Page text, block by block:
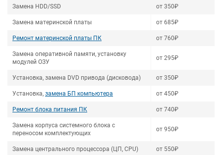
Замена HDD/SSD от 350₽
Замена материнской платы от 685₽
Ремонт материнской платы ПК от 760₽
Замена оперативной памяти, установку
модулей ОЗУ
от 295₽
Установка, замена DVD привода (дисковода) от 350₽
Установка, замена БП компьютера от 450₽
Ремонт блока питания ПК от 740₽
Замена корпуса системного блока с
переносом комплектующих
от 950₽
Замена центрального процессора (ЦП, CPU) от 550₽